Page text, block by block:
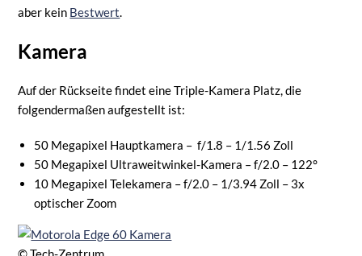
aber kein Bestwert.
Kamera
Auf der Rückseite findet eine Triple-Kamera Platz, die
folgendermaßen aufgestellt ist:
50 Megapixel Hauptkamera – f/1.8 – 1/1.56 Zoll
50 Megapixel Ultraweitwinkel-Kamera – f/2.0 – 122°
10 Megapixel Telekamera – f/2.0 – 1/3.94 Zoll – 3x
optischer Zoom